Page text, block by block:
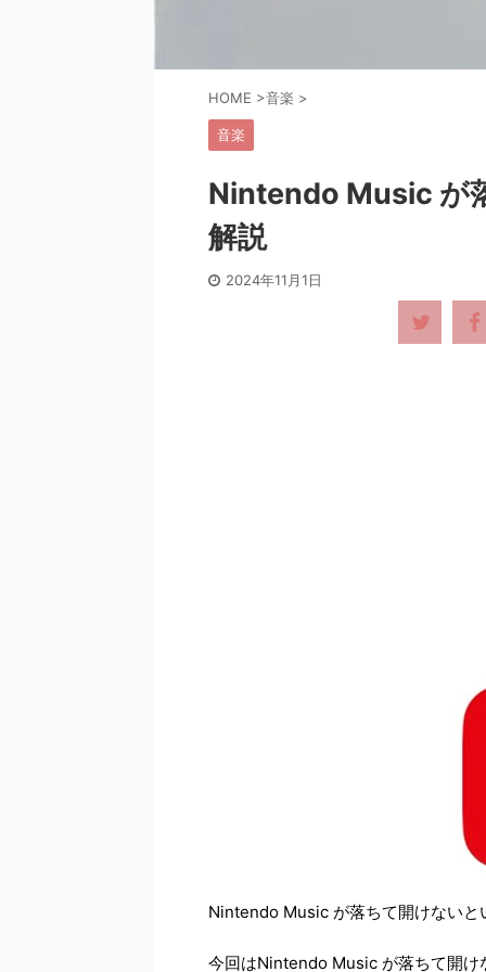
HOME >音楽 >
音楽
Nintendo Music が
解説
2024年11月1日
Nintendo Music が落ちて開けないと
今回はNintendo Music が落ちて開け